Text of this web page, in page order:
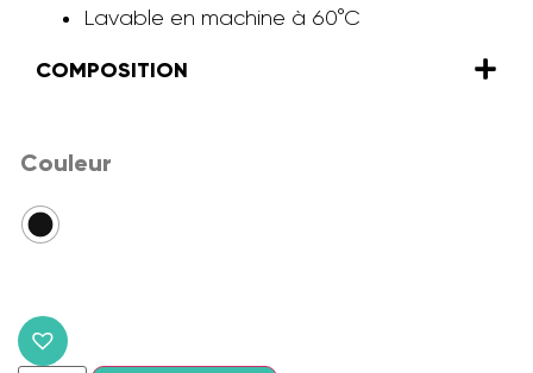
Lavable en machine à 60°C
COMPOSITION
Couleur